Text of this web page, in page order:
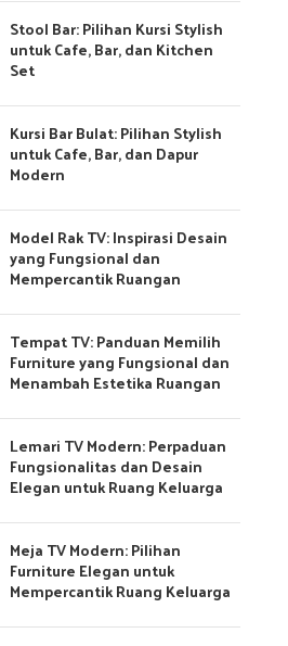
Stool Bar: Pilihan Kursi Stylish
untuk Cafe, Bar, dan Kitchen
Set
Kursi Bar Bulat: Pilihan Stylish
untuk Cafe, Bar, dan Dapur
Modern
Model Rak TV: Inspirasi Desain
yang Fungsional dan
Mempercantik Ruangan
Tempat TV: Panduan Memilih
Furniture yang Fungsional dan
Menambah Estetika Ruangan
Lemari TV Modern: Perpaduan
Fungsionalitas dan Desain
Elegan untuk Ruang Keluarga
Meja TV Modern: Pilihan
Furniture Elegan untuk
Mempercantik Ruang Keluarga